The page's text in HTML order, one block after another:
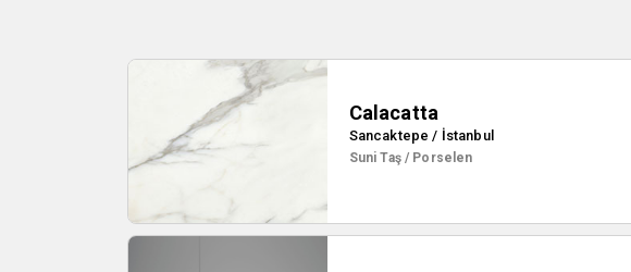
Calacatta
Sancaktepe / İstanbul
Suni Taş / Porselen